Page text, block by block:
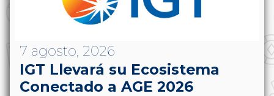
7 agosto, 2026
IGT Llevará su Ecosistema
Conectado a AGE 2026